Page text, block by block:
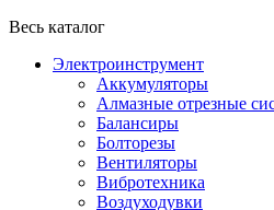
Весь каталог
Электроинструмент
Аккумуляторы
Алмазные отрезные
Балансиры
Болторезы
Вентиляторы
Вибротехника
Воздуходувки